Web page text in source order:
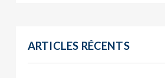
ARTICLES RÉCENTS